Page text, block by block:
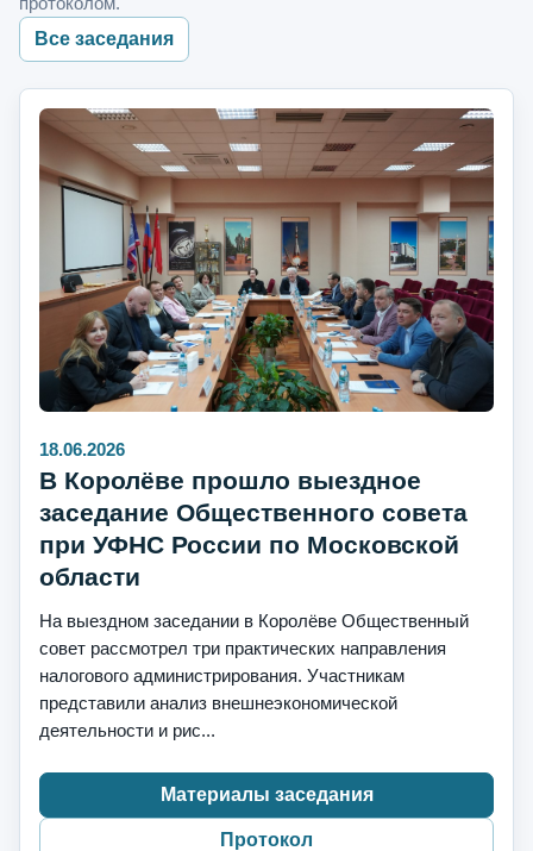
Все заседания
18.06.2026
В Королёве прошло выездное
заседание Общественного совета
при УФНС России по Московской
области
На выездном заседании в Королёве Общественный
совет рассмотрел три практических направления
налогового администрирования. Участникам
представили анализ внешнеэкономической
деятельности и рис...
Материалы заседания
Протокол